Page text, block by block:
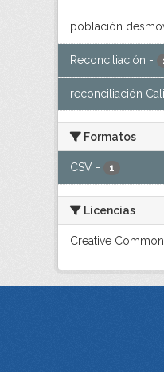
población
Reconciliación -
reconciliación Cali
Formatos
CSV - 1
Licencias
Creative